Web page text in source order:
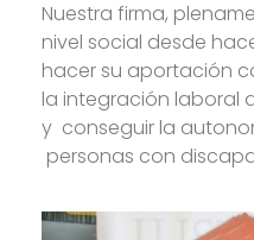
Nuestra firma,
nivel social desde
hacer su aportación
la integración laboral
y conseguir la
personas con